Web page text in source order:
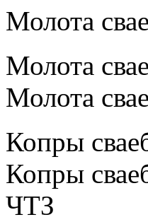
Молота
Молота
Молота
Копры
Копры
ЧТЗ